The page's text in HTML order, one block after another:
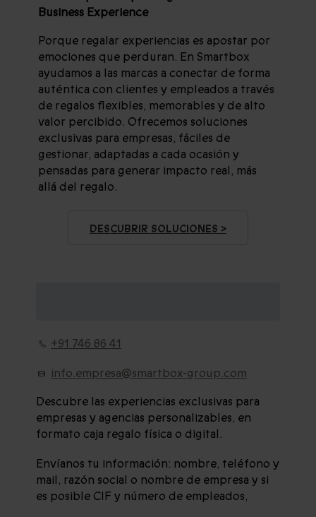
Business Experience
Porque regalar experiencias es apostar por
emociones que perduran. En Smartbox
ayudamos a las marcas a conectar de forma
auténtica con clientes y empleados a través
de regalos flexibles, memorables y de alto
valor percibido. Ofrecemos soluciones
exclusivas para empresas, fáciles de
gestionar, adaptadas a cada ocasión y
pensadas para generar impacto real, más
allá del regalo.
DESCUBRIR SOLUCIONES >
+91 746 86 41
info.empresa@smartbox-group.com
Descubre las experiencias exclusivas para
empresas y agencias personalizables, en
formato caja regalo física o digital.
Envíanos tu información: nombre, teléfono y
mail, razón social o nombre de empresa y si
es posible CIF y número de empleados,